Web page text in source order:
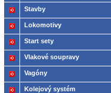
Stavby
Lokomotivy
Start sety
Vlakové soupravy
Vagóny
Kolejový systém